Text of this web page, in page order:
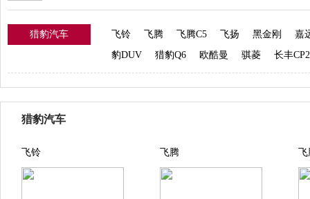
猎豹汽车 飞铃 飞腾 飞腾C5 飞扬 黑金刚
嘉
豹DUV
猎豹Q6 欧酷曼 骐菱 长丰
猎豹汽车
飞铃 飞腾